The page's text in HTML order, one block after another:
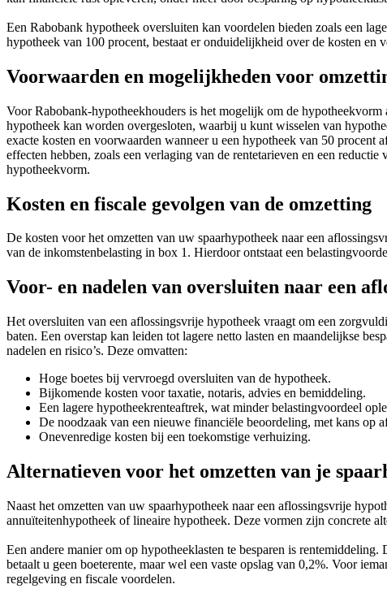
Een Rabobank hypotheek oversluiten kan voordelen bieden zoals een
hypotheek van 100 procent, bestaat er onduidelijkheid over de kosten
Voorwaarden en mogelijkheden voor
Voor Rabobank-hypotheekhouders is het mogelijk om de
hypotheek kan worden overgesloten, waarbij u kunt wisselen van
exacte kosten en voorwaarden wanneer u een hypotheek van 50
effecten hebben, zoals een verlaging van de rentetarieven en een
hypotheekvorm.
Kosten en fiscale gevolgen van de omzetting
De kosten voor het omzetten van uw spaarhypotheek naar een
van de inkomstenbelasting in box 1. Hierdoor ontstaat een
Voor- en nadelen van oversluiten naar een
Het oversluiten van een aflossingsvrije hypotheek vraagt om een
baten. Een overstap kan leiden tot lagere netto lasten en maandelijkse
nadelen en risico’s. Deze omvatten:
Hoge boetes bij vervroegd oversluiten van de hypotheek.
Bijkomende kosten voor taxatie, notaris, advies en bemiddeling.
Een lagere hypotheekrenteaftrek, wat minder belastingvoordeel
De noodzaak van een nieuwe financiële beoordeling, met kans op
Onevenredige kosten bij een toekomstige verhuizing.
Alternatieven voor het omzetten van je
Naast het omzetten van uw spaarhypotheek naar een aflossingsvrije
annuïteitenhypotheek of lineaire hypotheek. Deze vormen zijn concrete
Een andere manier om op hypotheeklasten te besparen is
betaalt u geen boeterente, maar wel een vaste opslag van 0,2%. Voor
regelgeving en fiscale voordelen.